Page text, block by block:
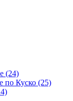
(24)
по Куско (25)